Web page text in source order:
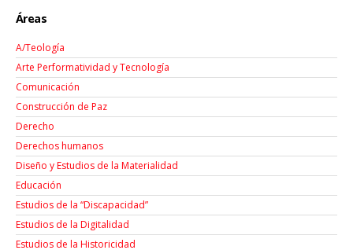
Áreas
A/Teología
Arte Performatividad y Tecnología
Comunicación
Construcción de Paz
Derecho
Derechos humanos
Diseño y Estudios de la Materialidad
Educación
Estudios de la “Discapacidad”
Estudios de la Digitalidad
Estudios de la Historicidad